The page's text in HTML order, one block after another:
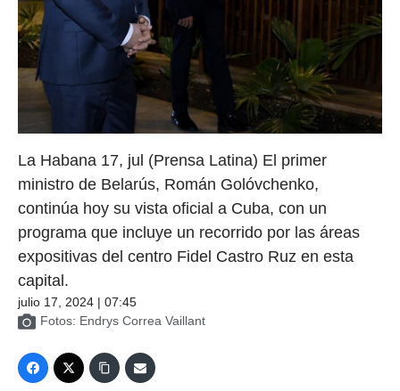
La Habana 17, jul (Prensa Latina) El primer
ministro de Belarús, Román Golóvchenko,
continúa hoy su vista oficial a Cuba, con un
programa que incluye un recorrido por las áreas
expositivas del centro Fidel Castro Ruz en esta
capital.
julio 17, 2024 | 07:45
Fotos: Endrys Correa Vaillant